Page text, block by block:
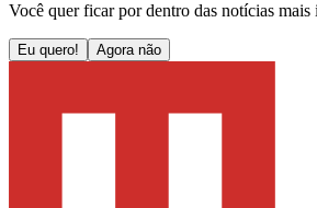
Você quer ficar por dentro das notícias mais
Eu quero! Agora não